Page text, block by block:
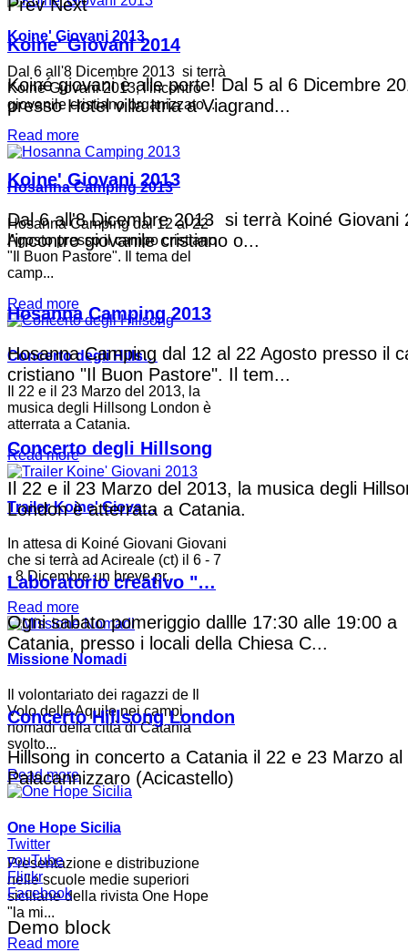
Koine' Giovani 2013
Dal 6 all'8 Dicembre 2013 si terrà
Koiné Giovani 2013, l'incontro
giovanile cristiano organizzato...
Read more
Hosanna Camping 2013
Hosanna Camping dal 12 al 22
Agosto presso il campo cristiano
"Il Buon Pastore". Il tema del
camp...
Read more
Concerto degli Hills…
Il 22 e il 23 Marzo del 2013, la
musica degli Hillsong London è
atterrata a Catania.
Read more
Trailer Koine' Giova…
In attesa di Koiné Giovani Giovani
che si terrà ad Acireale (ct) il 6 - 7
- 8 Dicembre un breve pr...
Read more
Missione Nomadi
Il volontariato dei ragazzi de Il
Volo delle Aquile nei campi
nomadi della città di Catania
svolto...
Read more
One Hope Sicilia
Presentazione e distribuzione
nelle scuole medie superiori
siciliane della rivista One Hope
"la mi...
Read more
Prev Next
Koine' Giovani 2014
Koiné giovani è alle porte! Dal 5 al 6 Dicembre
presso Hotel villa Itria a Viagrand...
Koine' Giovani 2013
Dal 6 all'8 Dicembre 2013 si terrà Koiné Giovani
l'incontro giovanile cristiano o...
Hosanna Camping 2013
Hosanna Camping dal 12 al 22 Agosto presso il
cristiano "Il Buon Pastore". Il tem...
Concerto degli Hillsong
Il 22 e il 23 Marzo del 2013, la musica degli
London è atterrata a Catania.
Laboratorio creativo "…
Ogni sabato pomeriggio dallle 17:30 alle 19:00 a
Catania, presso i locali della Chiesa C...
Concerto Hillsong London
Hillsong in concerto a Catania il 22 e 23 Marzo al
Palacannizzaro (Acicastello)
Twitter
youTube
Flickr
Facebook
Demo block